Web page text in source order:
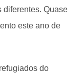
diferentes. Quase
este ano de
do